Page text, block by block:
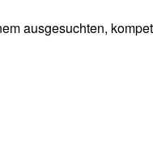
ausgesuchten,